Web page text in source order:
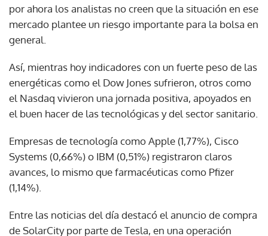
por ahora los analistas no creen que la situación en ese
mercado plantee un riesgo importante para la bolsa en
general.
Así, mientras hoy indicadores con un fuerte peso de las
energéticas como el Dow Jones sufrieron, otros como
el Nasdaq vivieron una jornada positiva, apoyados en
el buen hacer de las tecnológicas y del sector sanitario.
Empresas de tecnología como Apple (1,77%), Cisco
Systems (0,66%) o IBM (0,51%) registraron claros
avances, lo mismo que farmacéuticas como Pfizer
(1,14%).
Entre las noticias del día destacó el anuncio de compra
de SolarCity por parte de Tesla, en una operación